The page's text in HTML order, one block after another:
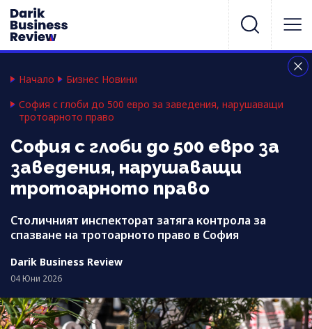
Начало
Бизнес Новини
София с глоби до 500 евро за заведения, нарушаващи
тротоарното право
София с глоби до 500 евро за
заведения, нарушаващи
тротоарното право
Столичният инспекторат затяга контрола за
спазване на тротоарното право в София
Darik Business Review
04 Юни 2026